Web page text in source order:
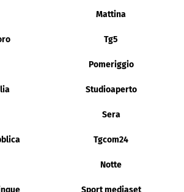
Mattina
Tg5
Pomeriggio
Studioaperto
Sera
Tgcom24
Notte